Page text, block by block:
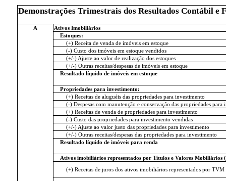
Demonstrações Trimestrais dos Resultados Contábil e
A
Ativos Imobiliários
Estoques:
(+) Receita de venda de imóveis em estoque
(-) Custo dos imóveis em estoque vendidos
(+/-) Ajuste ao valor de realização dos estoques
(+/-) Outras receitas/despesas de imóveis em estoque
Resultado líquido de imóveis em estoque
Propriedades para investimento:
(+) Receitas de aluguéis das propriedades para investimento
(-) Despesas com manutenção e conservação das propriedades para
(+) Receitas de venda de propriedades para investimento
(-) Custo das propriedades para investimento vendidas
(+/-) Ajuste ao valor justo das propriedades para investimento
(+/-) Outras receitas/despesas das propriedades para investimento
Resultado líquido de imóveis para renda
Ativos imobiliários representados por Títulos e Valores
(+) Receitas de juros dos ativos imobiliários representados por TVM